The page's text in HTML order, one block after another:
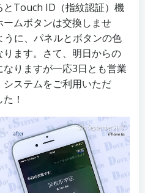
とTouch ID（指紋認証）機
ムボタンは交換しませ
に、パネルとボタンの色
ます。さて、明日からの
りますが一応3日とも営業
ステムをご利用いただ
！